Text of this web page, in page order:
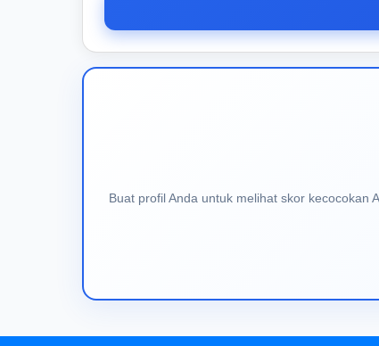
Buat profil Anda untuk melihat skor kecocokan